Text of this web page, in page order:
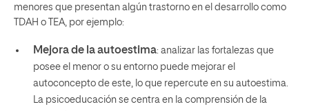
menores que presentan algún trastorno en el desarrollo como
TDAH o TEA, por ejemplo:
Mejora de la autoestima: analizar las fortalezas que
posee el menor o su entorno puede mejorar el
autoconcepto de este, lo que repercute en su autoestima.
La psicoeducación se centra en la comprensión de la